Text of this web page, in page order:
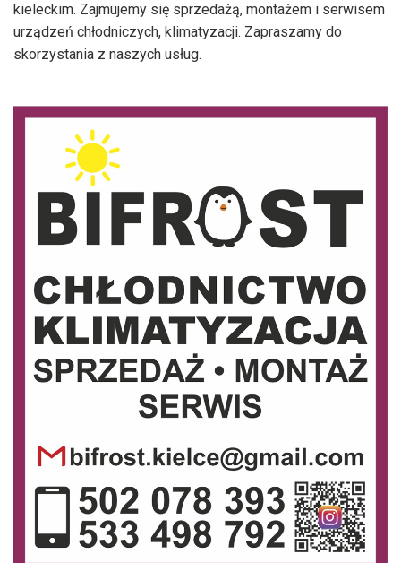
kieleckim. Zajmujemy się sprzedażą, montażem i serwisem
urządzeń chłodniczych, klimatyzacji. Zapraszamy do
skorzystania z naszych usług.